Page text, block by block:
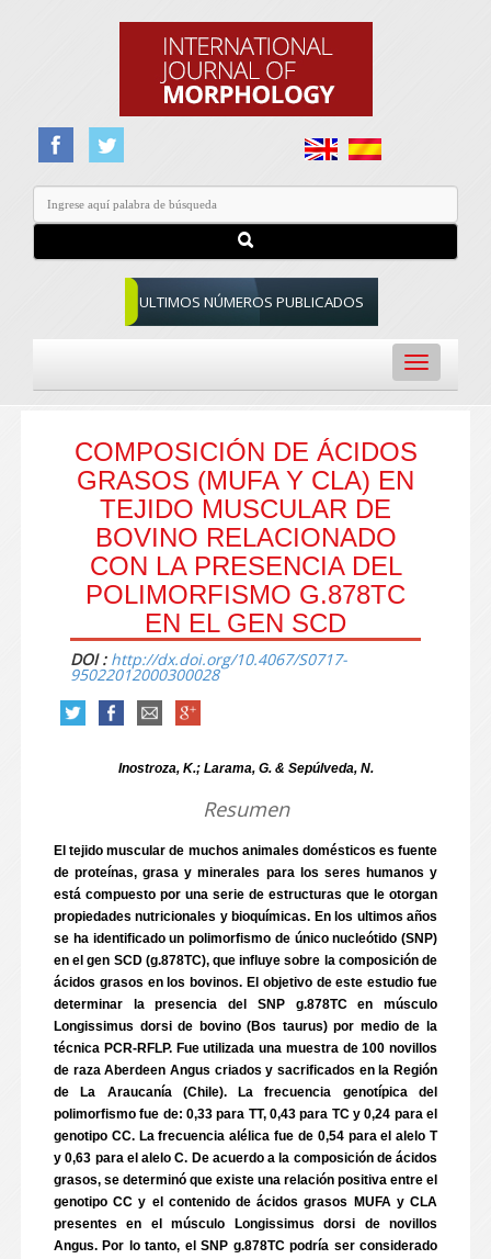
ULTIMOS NÚMEROS PUBLICADOS
Toggle
navigation
COMPOSICIÓN DE ÁCIDOS
GRASOS (MUFA Y CLA) EN
TEJIDO MUSCULAR DE
BOVINO RELACIONADO
CON LA PRESENCIA DEL
POLIMORFISMO G.878TC
EN EL GEN SCD
DOI : http://dx.doi.org/10.4067/S0717-
95022012000300028
Inostroza, K.; Larama, G. & Sepúlveda, N.
Resumen
El tejido muscular de muchos animales domésticos es fuente
de proteínas, grasa y minerales para los seres humanos y
está compuesto por una serie de estructuras que le otorgan
propiedades nutricionales y bioquímicas. En los ultimos años
se ha identificado un polimorfismo de único nucleótido (SNP)
en el gen SCD (g.878TC), que influye sobre la composición de
ácidos grasos en los bovinos. El objetivo de este estudio fue
determinar la presencia del SNP g.878TC en músculo
Longissimus dorsi de bovino (Bos taurus) por medio de la
técnica PCR-RFLP. Fue utilizada una muestra de 100 novillos
de raza Aberdeen Angus criados y sacrificados en la Región
de La Araucanía (Chile). La frecuencia genotípica del
polimorfismo fue de: 0,33 para TT, 0,43 para TC y 0,24 para el
genotipo CC. La frecuencia alélica fue de 0,54 para el alelo T
y 0,63 para el alelo C. De acuerdo a la composición de ácidos
grasos, se determinó que existe una relación positiva entre el
genotipo CC y el contenido de ácidos grasos MUFA y CLA
presentes en el músculo Longissimus dorsi de novillos
Angus. Por lo tanto, el SNP g.878TC podría ser considerado